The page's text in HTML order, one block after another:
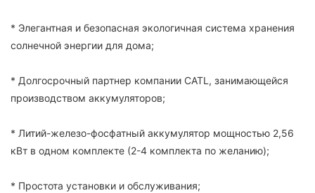
* Элегантная и безопасная экологичная система хранения
солнечной энергии для дома;
* Долгосрочный партнер компании CATL, занимающейся
производством аккумуляторов;
* Литий-железо-фосфатный аккумулятор мощностью 2,56
кВт в одном комплекте (2-4 комплекта по желанию);
* Простота установки и обслуживания;